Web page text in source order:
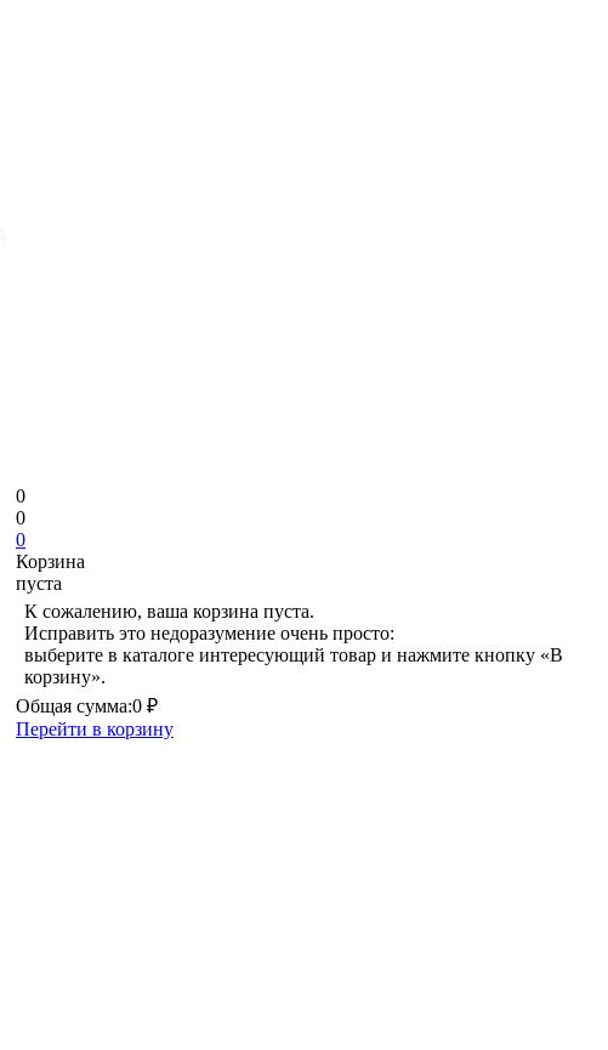
0
0
0
Корзина
пуста
К сожалению, ваша корзина пуста.
Исправить это недоразумение очень просто:
выберите в каталоге интересующий товар и нажмите кнопку «В
корзину».
Общая сумма:0 ₽
Перейти в корзину